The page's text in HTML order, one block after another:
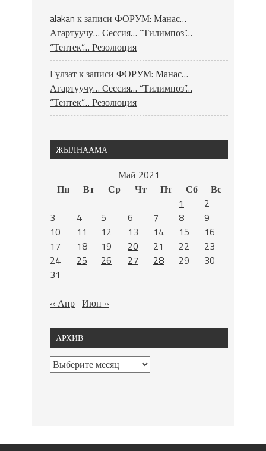
alakan к записи ФОРУМ: Манас…
Агартуучу… Сессия… “Тилимпоз”…
“Тентек”… Резолюция
Гүлзатк записи ФОРУМ: Манас…
Агартуучу… Сессия… “Тилимпоз”…
“Тентек”… Резолюция
ЖЫЛНААМА
Май 2021
Пн
Вт Ср Чт Пт Сб
Вс
1
2
3
4 5 6 7 8
9
10
11 12 13 14 15
16
17
18 19 20 21 22
23
24
25 26 27 28 29
30
31
« Апр Июн »
АРХИВ